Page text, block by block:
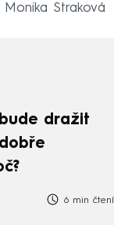
Straková
dražit
6 min čtení